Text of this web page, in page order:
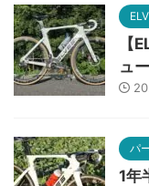
【
ュー
パ
1年